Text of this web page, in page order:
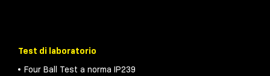
Test di laboratorio
Four Ball Test a norma IP239